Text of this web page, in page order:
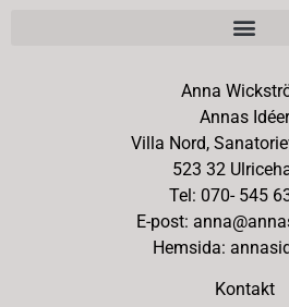
Anna
Annas Idéer
Villa Nord,
523 32
Tel: 070- 545
E-post:
Hemsida:
Kontakt